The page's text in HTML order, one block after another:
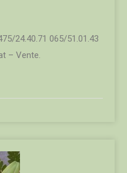
24.40.71 065/51.01.43
– Vente.